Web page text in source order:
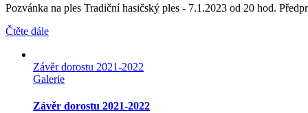
Pozvánka na ples Tradiční hasičský ples - 7.1.2023 od 20 hod.
Čtěte dále
Závěr dorostu 2021-2022
Galerie
Závěr dorostu 2021-2022